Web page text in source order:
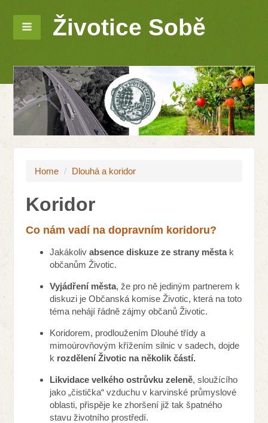
Životice Sobě
Home / Dlouhá a koridor
Koridor
Co nám vadí na dopravním koridoru?
Jakákolivabsence diskuze ze strany městak
občanům Životic.
Vyjádření města, že pro ně jediným partnerem k
diskuzi je Občanská komise Životic, která na toto
téma nehájí řádně zájmy občanů Životic.
Koridorem, prodloužením Dlouhé třídy a
mimoúrovňovým křížením silnic v sadech, dojde
k rozdělení Životic na několik částí.
Likvidace velkého ostrůvku zeleně, sloužícího
jako „čistička“ vzduchu v karvinské průmyslové
oblasti, přispěje ke zhoršení již tak špatného
stavu životního prostředí.